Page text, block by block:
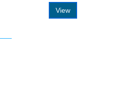
View